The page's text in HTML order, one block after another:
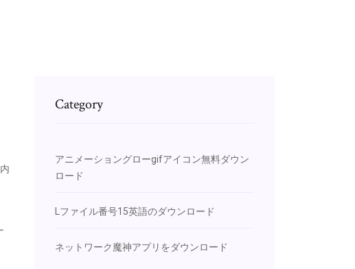
Category
アニメーショングローgifアイコン無料ダウン
ロード
Lファイル番号15英語のダウンロード
ネットワーク魔神アプリをダウンロード